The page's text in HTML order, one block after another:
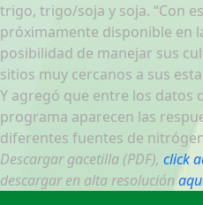
trigo, trigo/soja y soja. “Con
próximamente disponible en
posibilidad de manejar sus
sitios muy cercanos a sus
Y agregó que entre los datos
programa aparecen las
diferentes fuentes de
Descargar gacetilla (PDF), click
descargar en alta resolución